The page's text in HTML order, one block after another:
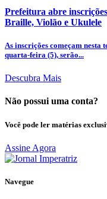
Prefeitura abre
Braille, Violão e Ukulele
As inscrições começam
quarta-feira (5), serão...
Descubra Mais
Não possui uma conta?
Você pode ler matérias
Assine Agora
Navegue